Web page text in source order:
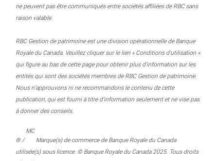
ne peuvent pas être communiqués entre sociétés affiliées de RBC sans
raison valable.
RBC Gestion de patrimoine est une division opérationnelle de Banque
Royale du Canada. Veuillez cliquer sur le lien « Conditions d’utilisation »
qui figure au bas de cette page pour obtenir plus d’information sur les
entités qui sont des sociétés membres de RBC Gestion de patrimoine.
Nous n’approuvons ni ne recommandons le contenu de cette
publication, qui est fourni à titre d’information seulement et ne vise pas
à donner des conseils.
® /
MC
Marque(s) de commerce de Banque Royale du Canada
utilisée(s) sous licence. © Banque Royale du Canada 2025. Tous droits